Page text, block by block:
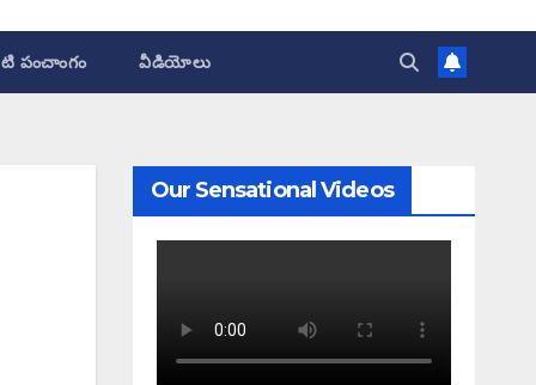
పంచాంగం వీడియోలు
Our Sensational Videos